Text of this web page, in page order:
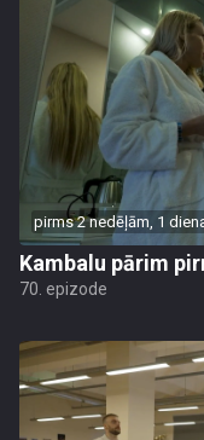
pirms 2 nedēļām, 1
Kambalu pārim
70. epizode